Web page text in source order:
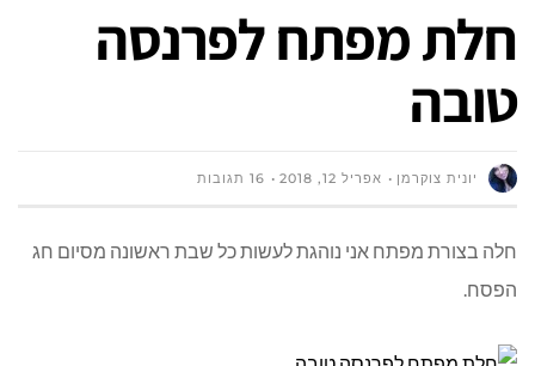
חלת מפתח לפרנסה
טובה
יונית צוקרמן אפריל 12, 2018 16 תגובות
חלה בצורת מפתח אני נוהגת לעשות כל שבת ראשונה מסיום חג
הפסח.